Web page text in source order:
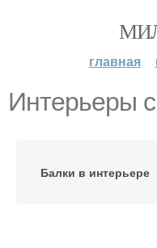
главная
Интерьеры
Балки в интерьере